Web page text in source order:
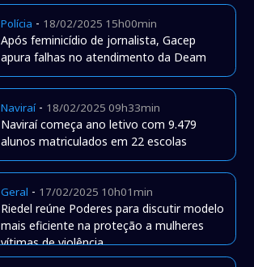
Polícia - 18/02/2025 15h00min
Após feminicídio de jornalista, Gacep
apura falhas no atendimento da Deam
Naviraí- 18/02/2025 09h33min
Naviraí começa ano letivo com 9.479
alunos matriculados em 22 escolas
Geral - 17/02/2025 10h01min
Riedel reúne Poderes para discutir modelo
mais eficiente na proteção a mulheres
vítimas de violência